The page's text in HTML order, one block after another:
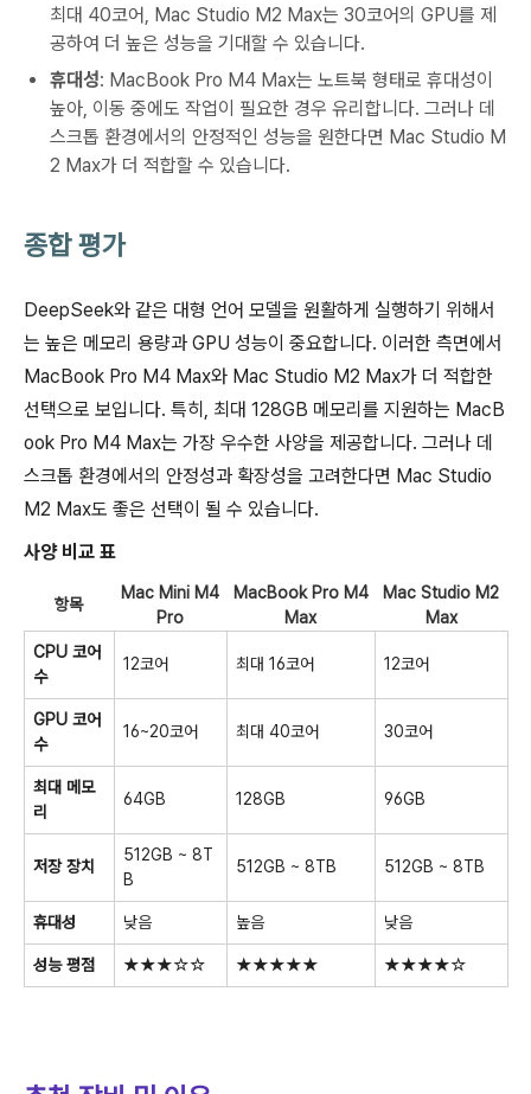
최대 40코어, Mac Studio M2 Max는 30코어의 GPU를 제
공하여 더 높은 성능을 기대할 수 있습니다.
휴대성: MacBook Pro M4 Max는 노트북 형태로 휴대성이
높아, 이동 중에도 작업이 필요한 경우 유리합니다. 그러나 데
스크톱 환경에서의 안정적인 성능을 원한다면 Mac Studio M
2 Max가 더 적합할 수 있습니다.
종합 평가
DeepSeek와 같은 대형 언어 모델을 원활하게 실행하기 위해서
는 높은 메모리 용량과 GPU 성능이 중요합니다. 이러한 측면에서
MacBook Pro M4 Max와 Mac Studio M2 Max가 더 적합한
선택으로 보입니다. 특히, 최대 128GB 메모리를 지원하는 MacB
ook Pro M4 Max는 가장 우수한 사양을 제공합니다. 그러나 데
스크톱 환경에서의 안정성과 확장성을 고려한다면 Mac Studio
M2 Max도 좋은 선택이 될 수 있습니다.
사양 비교 표
항목
Mac Mini M4
Pro
MacBook Pro M4
Max
Mac Studio M2
Max
CPU 코어
수
12코어 최대 16코어 12코어
GPU 코어
수
16~20코어 최대 40코어 30코어
최대 메모
리
64GB 128GB 96GB
저장 장치
512GB ~ 8T
B
512GB ~ 8TB 512GB ~ 8TB
휴대성 낮음 높음 낮음
성능 평점 ★★★☆☆ ★★★★★ ★★★★☆